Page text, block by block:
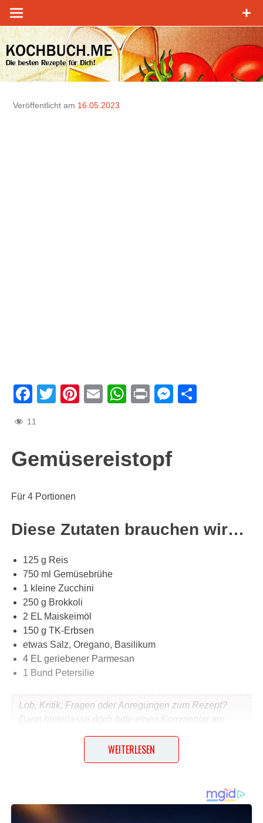
Zum
Inhalt
springen
Veröffentlicht am 16.05.2023
Facebook
TwitterPinterest
EmailWhatsApp
Print
11
Gemüsereistopf
Für 4 Portionen
Diese Zutaten brauchen wir…
125 g Reis
750 ml Gemüsebrühe
1 kleine Zucchini
250 g Brokkoli
2 EL Maiskeimöl
150 g TK-Erbsen
etwas Salz, Oregano, Basilikum
4 EL geriebener Parmesan
1 Bund Petersilie
Lob, Kritik, Fragen oder Anregungen zum Rezept?
Dann hinterlasse doch bitte einen Kommentar am
Reis heiß und kalt abspülen. Mit der Gemüsebrühe
aufkochen und auf kleiner Hitze gar kochen lassen.
WEITERLESEN